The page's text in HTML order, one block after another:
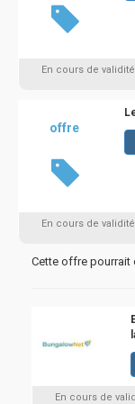
En cours de validité
offre
En cours de validité
Cette offre pourrait
En cours de